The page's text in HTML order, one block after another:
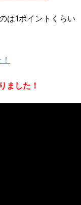
は1ポイントくらい
ました！